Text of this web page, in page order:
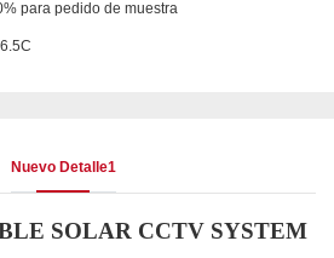
para pedido de muestra
Nuevo Detalle1
SOLAR CCTV SYSTEM